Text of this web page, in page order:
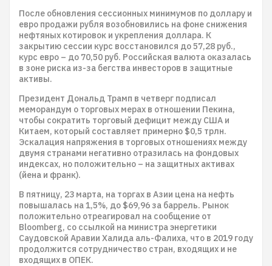
После обновления сессионных минимумов по доллару и
евро продажи рубля возобновились на фоне снижения
нефтяных котировок и укрепления доллара. К
закрытию сессии курс восстановился до 57,28 руб.,
курс евро – до 70,50 руб. Российская валюта оказалась
в зоне риска из-за бегства инвесторов в защитные
активы.
Президент Дональд Трамп в четверг подписал
меморандум о торговых мерах в отношении Пекина,
чтобы сократить торговый дефицит между США и
Китаем, который составляет примерно $0,5 трлн.
Эскалация напряжения в торговых отношениях между
двумя странами негативно отразилась на фондовых
индексах, но положительно – на защитных активах
(йена и франк).
В пятницу, 23 марта, на торгах в Азии цена на нефть
повышалась на 1,5%, до $69,96 за баррель. Рынок
положительно отреагировал на сообщение от
Bloomberg, со ссылкой на министра энергетики
Саудовской Аравии Халида аль-Фалиха, что в 2019 году
продолжится сотрудничество стран, входящих и не
входящих в ОПЕК.